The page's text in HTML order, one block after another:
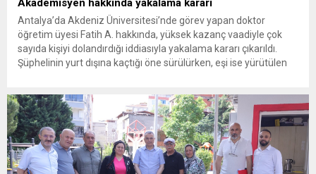
Akademisyen hakkında yakalama kararı
Antalya’da Akdeniz Üniversitesi’nde görev yapan doktor
öğretim üyesi Fatih A. hakkında, yüksek kazanç vaadiyle çok
sayıda kişiyi dolandırdığı iddiasıyla yakalama kararı çıkarıldı.
Şüphelinin yurt dışına kaçtığı öne sürülürken, eşi ise yürütülen
Akdeniz Üniversitesi’nde görevli doktor öğretim üyesi Fatih A....